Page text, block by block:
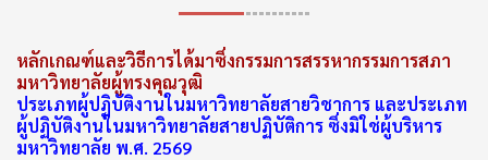
หลักเกณฑ์และวิธีการได้มาซึ่งกรรมการสรรหากรรมการสภา
มหาวิทยาลัยผู้ทรงคุณวุฒิ
ประเภทผู้ปฏิบัติงานในมหาวิทยาลัยสายวิชาการ และประเภท
ผู้ปฏิบัติงานในมหาวิทยาลัยสายปฏิบัติการ ซึ่งมิใช่ผู้บริหาร
มหาวิทยาลัย พ.ศ. 2569